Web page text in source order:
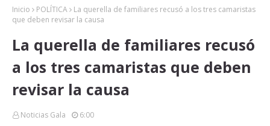
Inicio POLÍTICA
La querella de familiares recusó a los tres camaristas
que deben revisar la causa
La querella de familiares recusó
a los tres camaristas que deben
revisar la causa
Noticias Gala 6:00